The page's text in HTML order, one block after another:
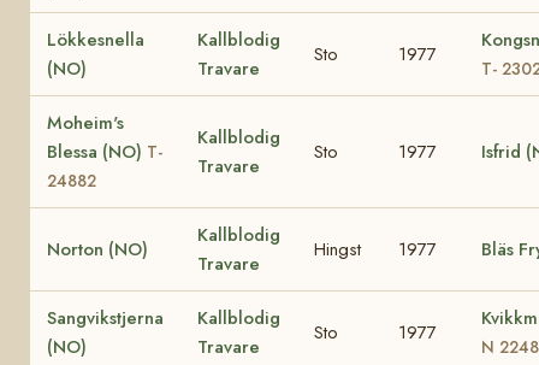
Lökkesnella
(NO)
Kallblodig
Travare
Sto 1977
T-
Moheim's
Blessa (NO) T-
24882
Kallblodig
Travare
Sto 1977 Isfrid
Norton (NO)
Kallblodig
Travare
Hingst 1977 Bläs
Sangvikstjerna
(NO)
Kallblodig
Travare
Sto 1977
N